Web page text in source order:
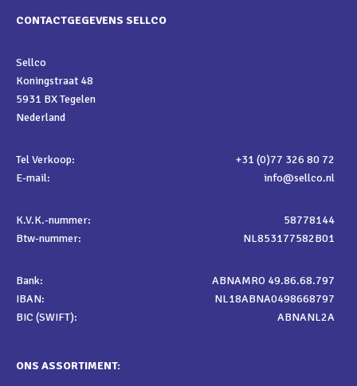
CONTACTGEGEVENS SELLCO
Sellco
Koningstraat 48
5931 BX Tegelen
Nederland
Tel Verkoop:
+31 (0)77 326 80 72
E-mail:
info@sellco.nl
K.V.K.-nummer:
58778144
Btw-nummer:
NL853177582B01
Bank:
ABNAMRO 49.86.68.797
IBAN:
NL18ABNA0498668797
BIC (SWIFT):
ABNANL2A
ONS ASSORTIMENT: